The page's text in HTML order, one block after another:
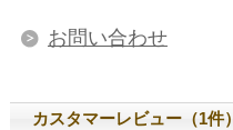
お問い合わせ
カスタマーレビュー（1件）